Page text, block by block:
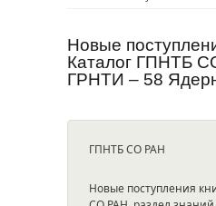
Новые
Каталог ГПНТБ
ГРНТИ – 58
ГПНТБ СО РАН
Новые поступления